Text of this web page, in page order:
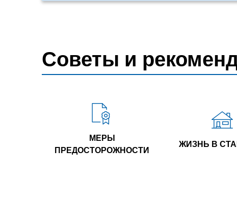
Советы и
МЕРЫ
ПРЕДОСТОРОЖНОСТИ
ЖИЗНЬ В